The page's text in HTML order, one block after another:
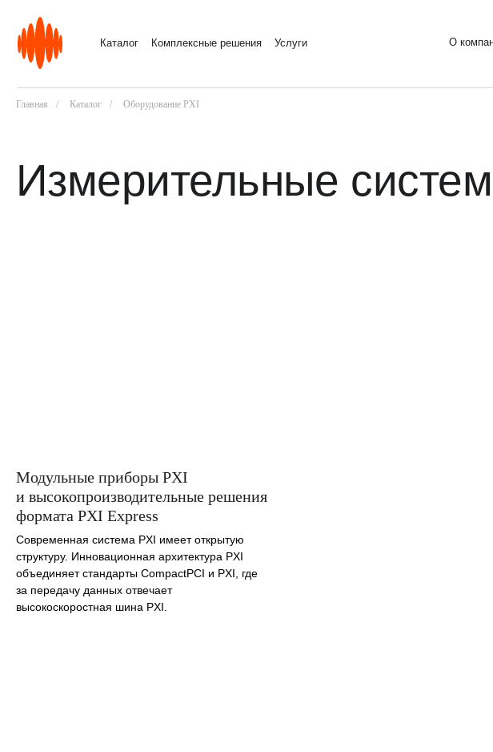
Каталог Комплексные решения О компанииНовости
Главная / Каталог / Оборудование PXI
Измерительные
Модульные приборы PXI
и высокопроизводительные решения
формата PXI Express
Современная система PXI имеет открытую
структуру. Инновационная архитектура PXI
объединяет стандарты CompactPCI и PXI, где
за передачу данных отвечает
высокоскоростная шина PXI.